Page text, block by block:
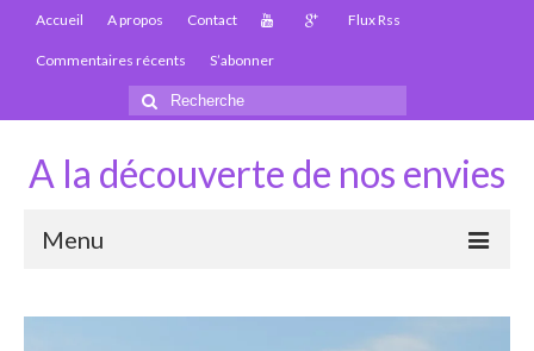
Accueil A propos Contact Flux Rss
Commentaires récents S’abonner
Rechercher
:
A la découverte de nos envies
Menu